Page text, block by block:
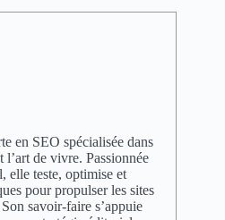
en SEO spécialisée dans
de vivre. Passionnée
elle teste, optimise et
pour propulser les sites
savoir-faire s’appuie